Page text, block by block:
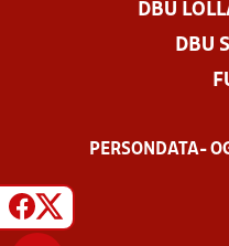
DBU
DBU
PERSONDATA-